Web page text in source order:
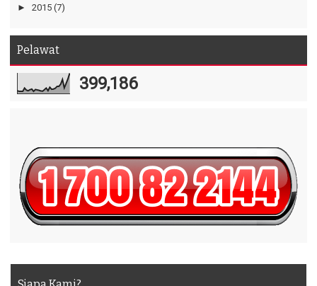
► 2015 (7)
Pelawat
399,186